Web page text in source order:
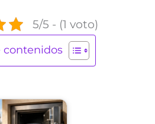
5/5 - (1 voto)
contenidos